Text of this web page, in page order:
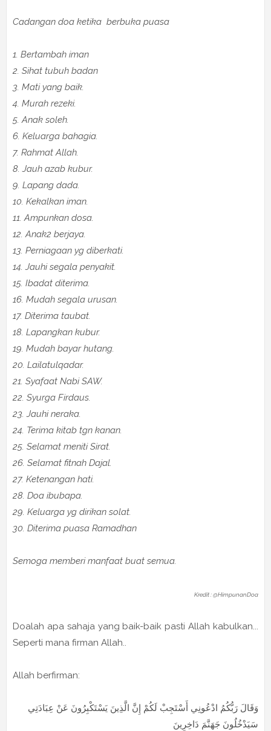
Cadangan doa ketika berbuka puasa
1. Bertambah iman
2. Sihat tubuh badan
3. Mati yang baik.
4. Murah rezeki.
5. Anak soleh.
6. Keluarga bahagia.
7. Rahmat Allah.
8. Jauh azab kubur.
9. Lapang dada.
10. Kekalkan iman.
11. Ampunkan dosa.
12. Anak2 berjaya.
13. Perniagaan yg diberkati.
14. Jauhi segala penyakit.
15. Ibadat diterima.
16. Mudah segala urusan.
17. Diterima taubat.
18. Lapangkan kubur.
19. Mudah bayar hutang.
20. Lailatulqadar.
21. Syafaat Nabi SAW.
22. Syurga Firdaus.
23. Jauhi neraka.
24. Terima kitab tgn kanan.
25. Selamat meniti Sirat.
26. Selamat fitnah Dajal.
27. Ketenangan hati.
28. Doa ibubapa.
29. Keluarga yg dirikan solat.
30. Diterima puasa Ramadhan
Semoga memberi manfaat buat semua.
Kredit : @HimpunanDoa
Doalah apa sahaja yang baik-baik pasti Allah kabulkan...
Seperti mana firman Allah..
Allah berfirman:
وَقَالَ رَبُّكُمُ ادْعُونِي أَسْتَجِبْ لَكُمْ إِنَّ الَّذِينَ يَسْتَكْبِرُونَ عَنْ عِبَادَتِي
سَيَدْخُلُونَ جَهَنَّمَ دَاخِرِينَ